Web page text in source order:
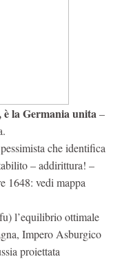
la Germania unita –
che identifica
– addirittura! –
1648: vedi mappa
l’equilibrio ottimale
Impero Asburgico
proiettata